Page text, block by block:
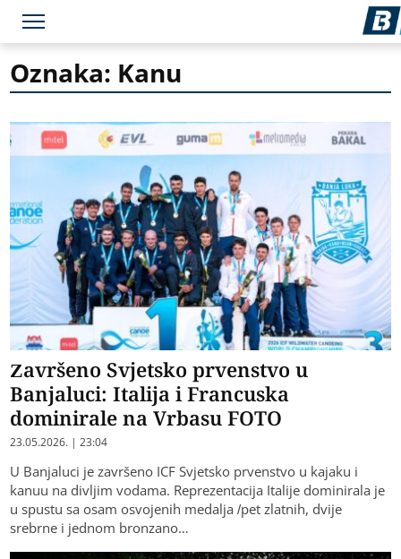
Oznaka: Kanu
Završeno Svjetsko prvenstvo u
Banjaluci: Italija i Francuska
dominirale na Vrbasu FOTO
23.05.2026. | 23:04
U Banjaluci je završeno ICF Svjetsko prvenstvo u kajaku i
kanuu na divljim vodama. Reprezentacija Italije dominirala je
u spustu sa osam osvojenih medalja /pet zlatnih, dvije
srebrne i jednom bronzano…